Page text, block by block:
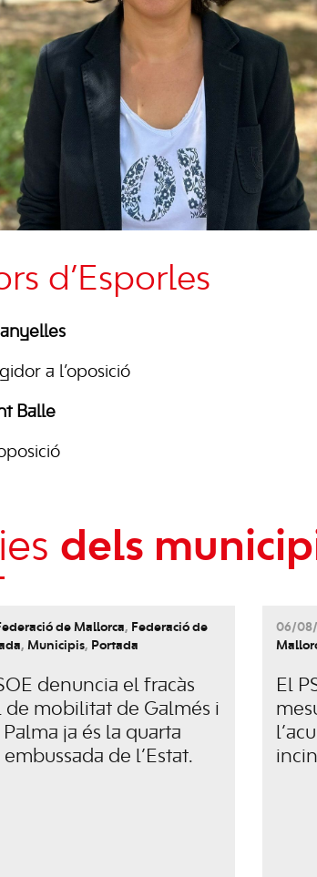
d’Esporles
a l’oposició
Balle
dels
de Mallorca, Federació de
, Municipis, Portada
denuncia el fracàs
mobilitat de Galmés i
ja és la quarta
de l’Estat.
06/
El